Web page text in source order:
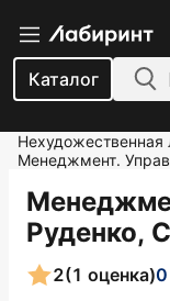
Каталог
Нехудожественная
Менеджмент.
Руденко,
2(1 оценка)